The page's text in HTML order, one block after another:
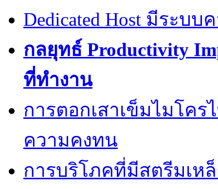
Dedicated Host มีระบ
กลยุทธ์ Productivity
ที่ทำงาน
การตอกเสาเข็มไมโค
ความคงทน
การบริโภคที่มีสตรีมเห